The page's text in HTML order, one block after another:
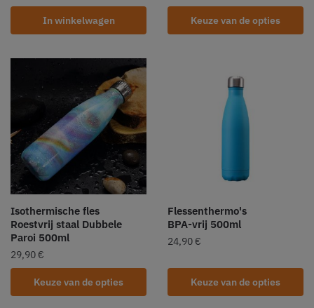
In winkelwagen Keuze van de opties
Isothermische fles
Roestvrij staal Dubbele
Paroi 500ml
29,90 €
Keuze van de opties
Flessenthermo's
BPA-vrij 500ml
24,90 €
Keuze van de opties